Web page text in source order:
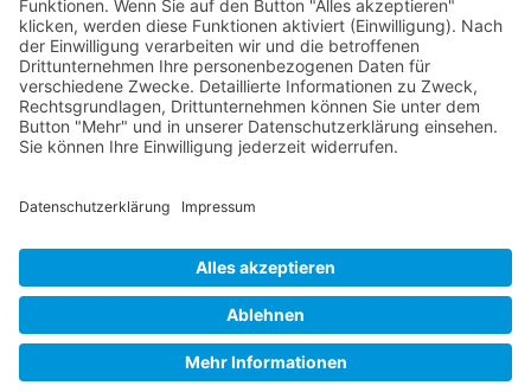
VORIGER
Vorstand Unterwegs: Anett Krökel – Therapiedichtecontrolling
NÄCHSTER
Das Schwergewicht im Team – Talentförderung bei MEDIGREIF